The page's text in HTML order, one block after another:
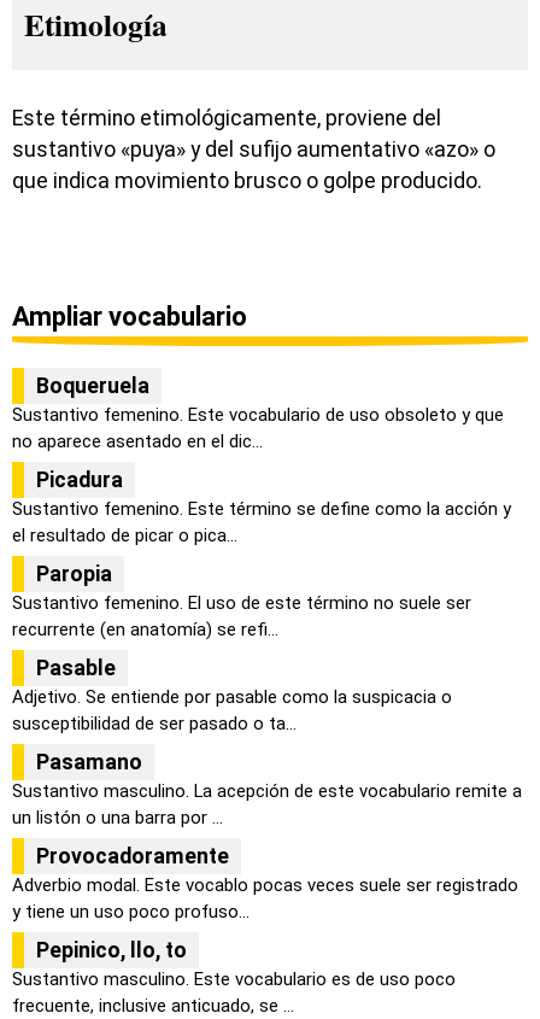
Etimología
Este término etimológicamente, proviene del
sustantivo «puya» y del sufijo aumentativo «azo» o
que indica movimiento brusco o golpe producido.
Ampliar vocabulario
Boqueruela
Sustantivo femenino. Este vocabulario de uso obsoleto y que
no aparece asentado en el dic...
Picadura
Sustantivo femenino. Este término se define como la acción y
el resultado de picar o pica...
Paropia
Sustantivo femenino. El uso de este término no suele ser
recurrente (en anatomía) se refi...
Pasable
Adjetivo. Se entiende por pasable como la suspicacia o
susceptibilidad de ser pasado o ta...
Pasamano
Sustantivo masculino. La acepción de este vocabulario remite a
un listón o una barra por ...
Provocadoramente
Adverbio modal. Este vocablo pocas veces suele ser registrado
y tiene un uso poco profuso...
Pepinico, llo, to
Sustantivo masculino. Este vocabulario es de uso poco
frecuente, inclusive anticuado, se ...